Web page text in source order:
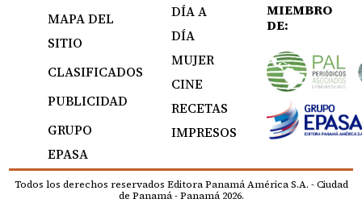
MAPA DEL
SITIO
CLASIFICADOS
PUBLICIDAD
GRUPO
EPASA
DÍA A
DÍA
MUJER
CINE
RECETAS
IMPRESOS
MIEMBRO
DE:
Todos los derechos reservados Editora Panamá América S.A. - Ciudad
de Panamá - Panamá 2026.